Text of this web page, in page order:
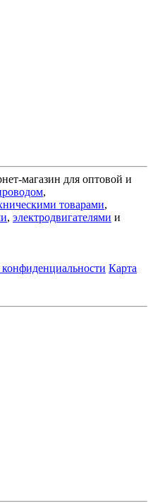
магазин для оптовой и
,
товарами,
, электродвигателями и
Карта